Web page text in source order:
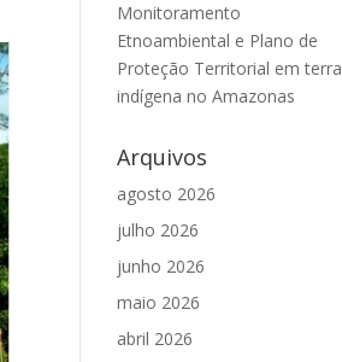
Monitoramento
Etnoambiental e Plano de
Proteção Territorial em terra
indígena no Amazonas
Arquivos
agosto 2026
julho 2026
junho 2026
maio 2026
abril 2026